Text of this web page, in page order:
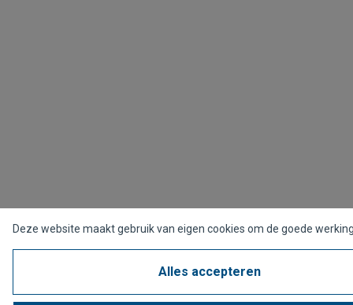
Deze website maakt gebruik van eigen cookies om de goede
Alles accepteren